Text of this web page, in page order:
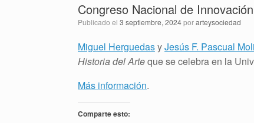
Congreso Nacional de
Publicado el 3 septiembre, 2024porarteysociedad
Miguel HerguedasyJesús F. Pascual
Historia del Arteque se celebra en la
Más información.
Comparte esto: